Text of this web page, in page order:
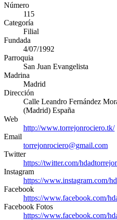
Número
115
Categoría
Filial
Fundada
4/07/1992
Parroquia
San Juan Evangelista
Madrina
Madrid
Dirección
Calle Leandro Fernández
(Madrid) España
Web
http://www.torrejonrociero.tk/
Email
torrejonrociero@gmail.com
Twitter
https://twitter.com/
Instagram
https://www.instagram.com/
Facebook
https://www.facebook.com/
Facebook Fotos
https://www.facebook.com/